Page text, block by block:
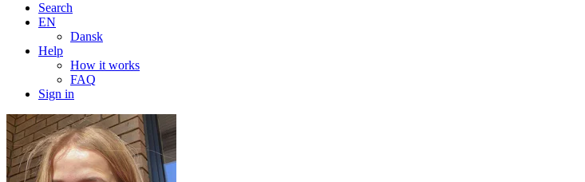
Search
EN
Dansk
Help
How it works
FAQ
Sign in